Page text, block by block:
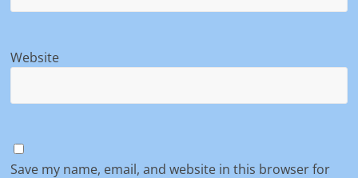
Website
Save my name, email, and website in this browser for